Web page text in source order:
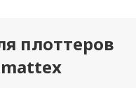
плоттеров